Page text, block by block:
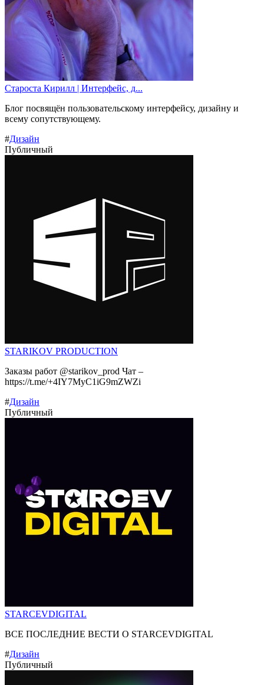
Староста Кирилл | Интерфейс, д...
Блог посвящён пользовательскому интерфейсу, дизайну и
всему сопутствующему.
#Дизайн
Публичный
STARIKOV PRODUCTION
Заказы работ @starikov_prod Чат –
https://t.me/+4IY7MyC1iG9mZWZi
#Дизайн
Публичный
STARCEVDIGITAL
ВСЕ ПОСЛЕДНИЕ ВЕСТИ О STARCEVDIGITAL
#Дизайн
Публичный